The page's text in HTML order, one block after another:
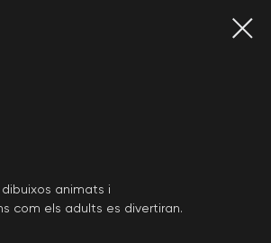
animats i
com els adults es divertiran.